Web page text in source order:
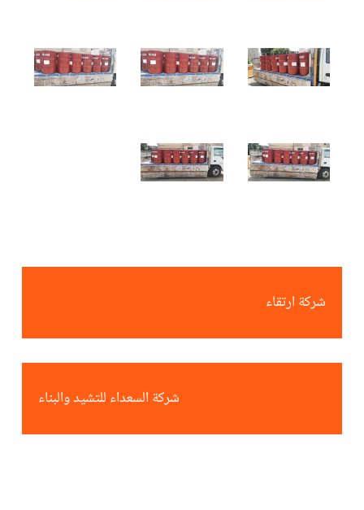
شركة ارتقاء
شركة السعداء للتشيد والبناء